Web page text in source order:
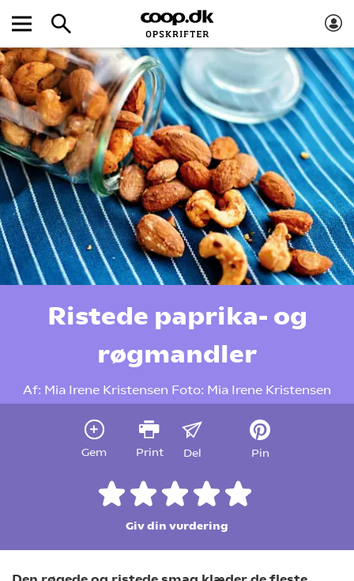
Ristede paprika- og
røgmandler
Af: Mia Irene Kristensen Foto: Mia Irene Kristensen
Gem Print Del Pin
Giv din vurdering